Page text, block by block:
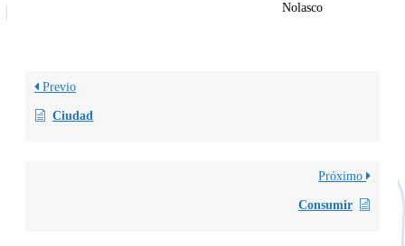
Nolasco
Previo
Ciudad
Próximo
Consumir